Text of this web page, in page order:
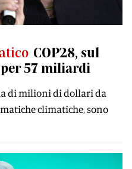
COP28, sul
57 miliardi
di milioni di dollari da
climatiche, sono